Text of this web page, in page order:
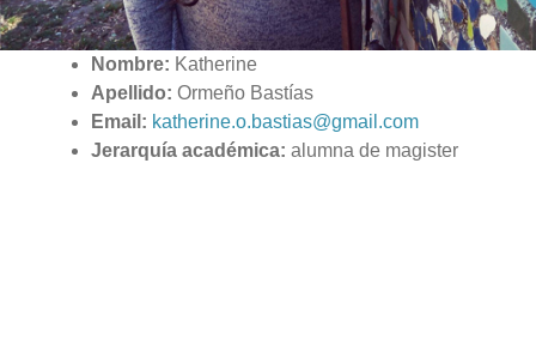
Nombre: Katherine
Apellido: Ormeño Bastías
Email: katherine.o.bastias@gmail.com
Jerarquía académica: alumna de magister